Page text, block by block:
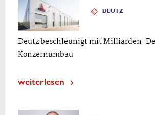
DEUTZ
Deutz beschleunigt mit Milliarden-
Konzernumbau
weiterlesen